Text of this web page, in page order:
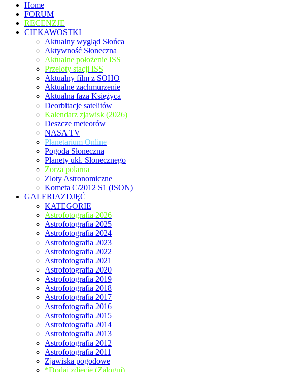
Home
FORUM
RECENZJE
CIEKAWOSTKI
Aktualny wygląd Słońca
Aktywność Słoneczna
Aktualne położenie ISS
Przeloty stacji ISS
Aktualny film z SOHO
Aktualne zachmurzenie
Aktualna faza Księżyca
Deorbitacje satelitów
Kalendarz zjawisk (2026)
Deszcze meteorów
NASA TV
Planetarium Online
Pogoda Słoneczna
Planety ukł. Słonecznego
Zorza polarna
Zloty Astronomiczne
Kometa C/2012 S1 (ISON)
GALERIAZDJĘĆ
KATEGORIE
Astrofotografia 2026
Astrofotografia 2025
Astrofotografia 2024
Astrofotografia 2023
Astrofotografia 2022
Astrofotografia 2021
Astrofotografia 2020
Astrofotografia 2019
Astrofotografia 2018
Astrofotografia 2017
Astrofotografia 2016
Astrofotografia 2015
Astrofotografia 2014
Astrofotografia 2013
Astrofotografia 2012
Astrofotografia 2011
Zjawiska pogodowe
*Dodaj zdjęcie (Zaloguj)